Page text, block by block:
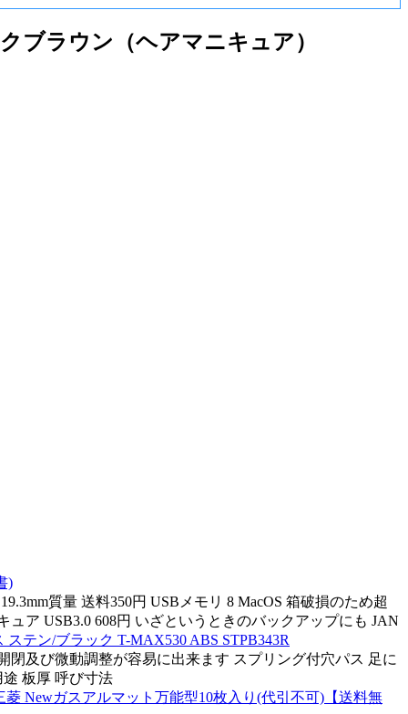
ブラウン（ヘアマニキュア）
)
質量 送料350円 USBメモリ 8 MacOS 箱破損のため超
ュア USB3.0 608円 いざというときのバックアップにも JAN
テン/ブラック T-MAX530 ABS STPB343R
閉及び微動調整が容易に出来ます スプリング付穴パス 足に
板厚 呼び寸法
Newガスアルマット万能型10枚入り(代引不可)【送料無